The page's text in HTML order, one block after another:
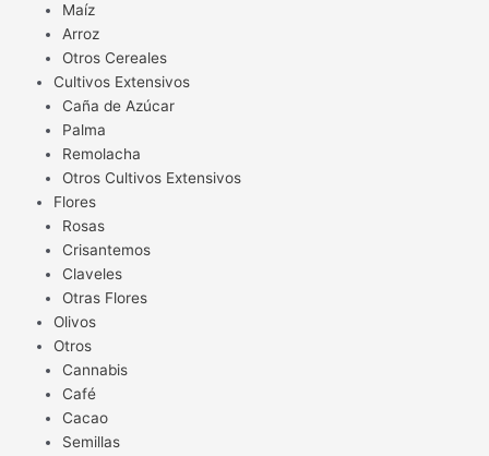
Maíz
Arroz
Otros Cereales
Cultivos Extensivos
Caña de Azúcar
Palma
Remolacha
Otros Cultivos Extensivos
Flores
Rosas
Crisantemos
Claveles
Otras Flores
Olivos
Otros
Cannabis
Café
Cacao
Semillas